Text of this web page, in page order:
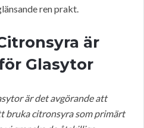
ren prakt.
är
Glasytor
är det avgörande att
bruka citronsyra som primärt